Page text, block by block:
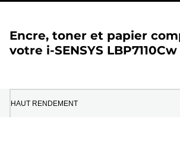
Encre, toner et papier
votre i-SENSYS LBP7110Cw
HAUT RENDEMENT